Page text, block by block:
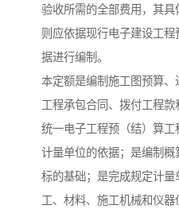
验收所需的全部费用，其
则应依据现行电子建设工
据进行编制。
本定额是编制施工图预算
工程承包合同、拨付工程
统一电子工程预（结）算
计量单位的依据；是编制
标的基础；是完成规定计
工、材料、施工机械和仪